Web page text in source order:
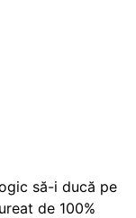
să-i ducă pe
de 100%